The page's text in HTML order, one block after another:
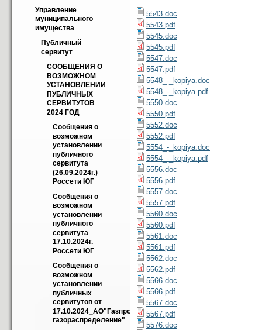
Управление
муниципального
имущества
Публичный
сервитут
СООБЩЕНИЯ О
ВОЗМОЖНОМ
УСТАНОВЛЕНИИ
ПУБЛИЧНЫХ
СЕРВИТУТОВ
2024 ГОД
Cообщения о
возможном
установлении
публичного
сервитута
(26.09.2024г.)_
Россети ЮГ
Cообщения о
возможном
установлении
публичного
сервитута
17.10.2024г._
Россети ЮГ
Cообщения о
возможном
установлении
публичных
сервитутов от
17.10.2024_АО"Газпром
газораспределение"
5543.doc
5543.pdf
5545.doc
5545.pdf
5547.doc
5547.pdf
5548_-_kopiya.doc
5548_-_kopiya.pdf
5550.doc
5550.pdf
5552.doc
5552.pdf
5554_-_kopiya.doc
5554_-_kopiya.pdf
5556.doc
5556.pdf
5557.doc
5557.pdf
5560.doc
5560.pdf
5561.doc
5561.pdf
5562.doc
5562.pdf
5566.doc
5566.pdf
5567.doc
5567.pdf
5576.doc